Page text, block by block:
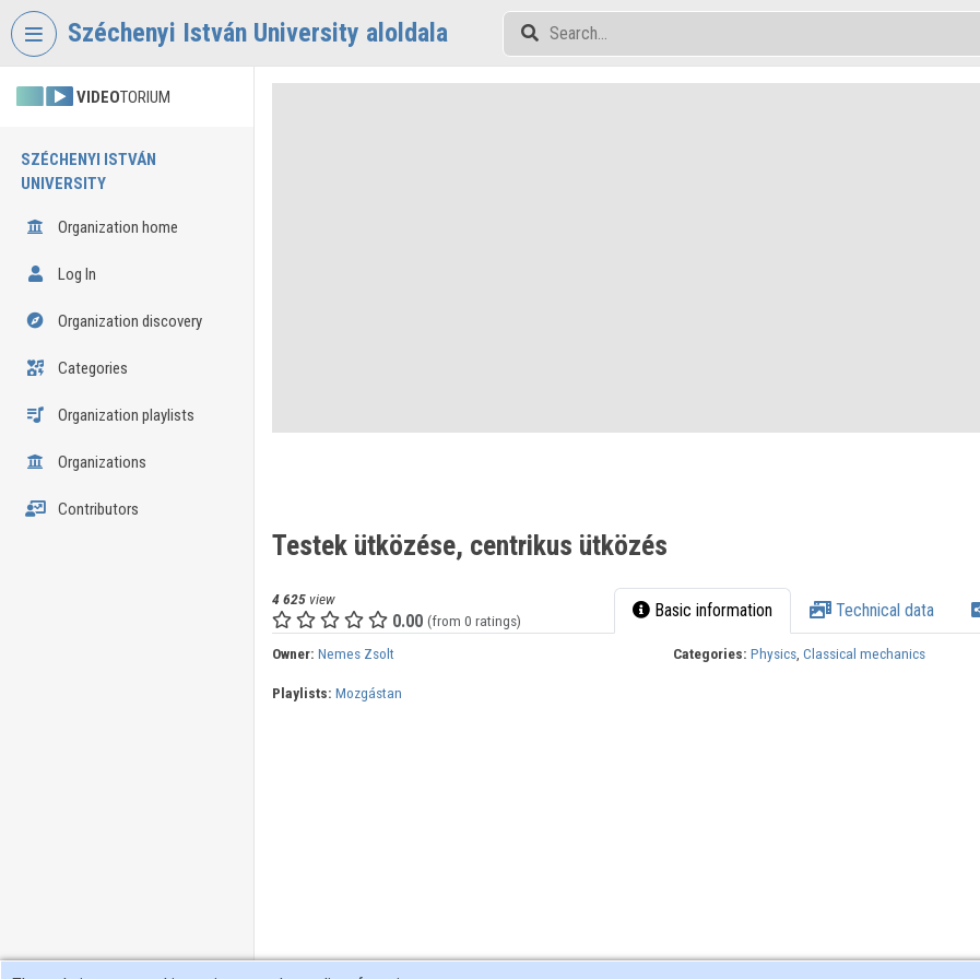
Skip header
Széchenyi István University aloldala
VIDEOTORIUM
SZÉCHENYI ISTVÁN
UNIVERSITY
Organization home
Log In
Organization discovery
Categories
Organization playlists
Organizations
Contributors
Testek ütközése, centrikus ütközés
4 625view
0.00 (from 0 ratings) Basic information Technical data
Owner: Nemes Zsolt Categories: Physics,Classical mechanics
Playlists: Mozgástan